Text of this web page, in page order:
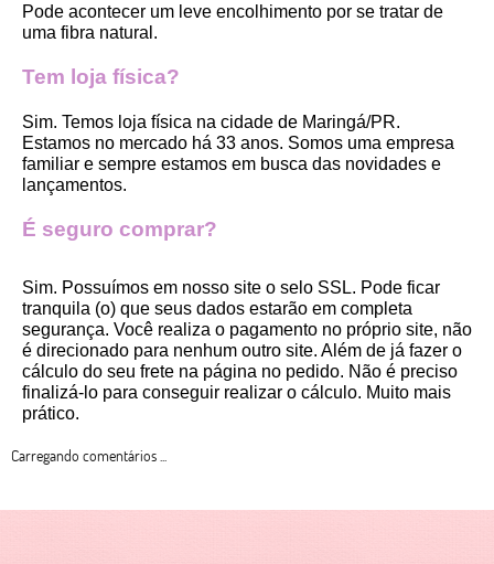
Pode acontecer um leve encolhimento por se tratar de
uma fibra natural.
Tem loja física?
Sim. Temos loja física na cidade de Maringá/PR.
Estamos no mercado há 33 anos. Somos uma empresa
familiar e sempre estamos em busca das novidades e
lançamentos.
É seguro comprar?
Sim. Possuímos em nosso site o selo SSL. Pode ficar
tranquila (o) que seus dados estarão em completa
segurança. Você realiza o pagamento no próprio site, não
é direcionado para nenhum outro site. Além de já fazer o
cálculo do seu frete na página no pedido. Não é preciso
finalizá-lo para conseguir realizar o cálculo. Muito mais
prático.
Carregando comentários ...